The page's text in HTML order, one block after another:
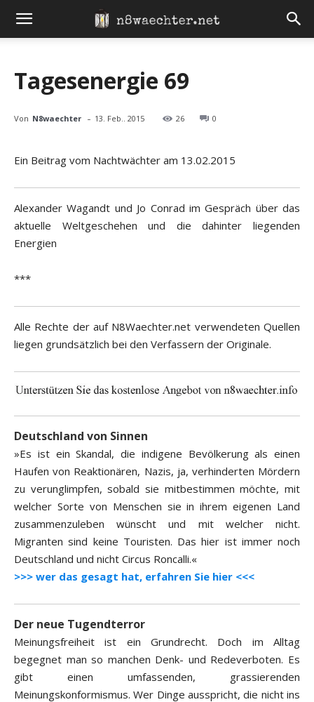
Tagesenergie 69
Von N8waechter - 13. Feb.. 2015 26 0
Ein Beitrag vom Nachtwächter am 13.02.2015
Alexander Wagandt und Jo Conrad im Gespräch über das
aktuelle Weltgeschehen und die dahinter liegenden
Energien
***
Alle Rechte der auf N8Waechter.net verwendeten Quellen
liegen grundsätzlich bei den Verfassern der Originale.
Deutschland von Sinnen
»Es ist ein Skandal, die indigene Bevölkerung als einen
Haufen von Reaktionären, Nazis, ja, verhinderten Mördern
zu verunglimpfen, sobald sie mitbestimmen möchte, mit
welcher Sorte von Menschen sie in ihrem eigenen Land
zusammenzuleben wünscht und mit welcher nicht.
Migranten sind keine Touristen. Das hier ist immer noch
Deutschland und nicht Circus Roncalli.«
>>> wer das gesagt hat, erfahren Sie hier <<<
Der neue Tugendterror
Meinungsfreiheit ist ein Grundrecht. Doch im Alltag
begegnet man so manchen Denk- und Redeverboten. Es
gibt einen umfassenden, grassierenden
Meinungskonformismus. Wer Dinge ausspricht, die nicht ins